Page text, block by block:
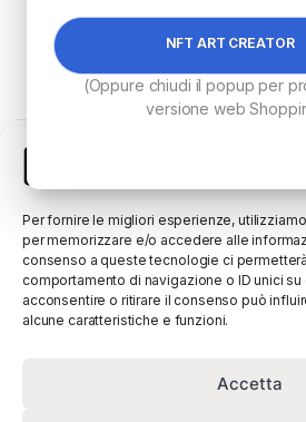
Per fornire le migliori esperienze,
per memorizzare e/o accedere alle
consenso a queste tecnologie ci
comportamento di navigazione o ID unici
acconsentire o ritirare il consenso può
alcune caratteristiche e funzioni.
Accetta
950.00 €
NFT ART CREATOR
(Oppure chiudi il popup per
versione web